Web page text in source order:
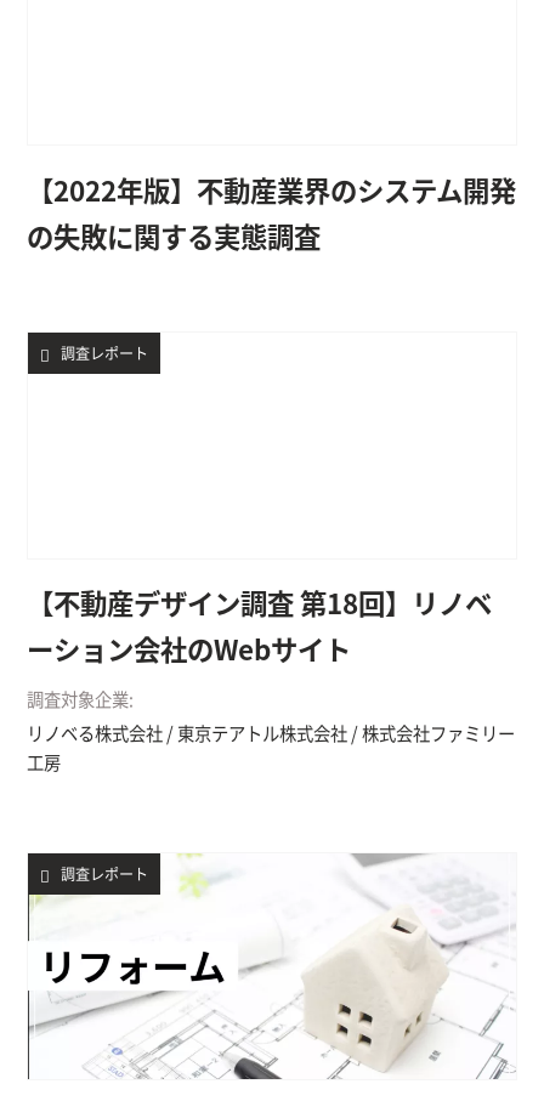
【2022年版】不動産業界のシステム開発
の失敗に関する実態調査
調査レポート
【不動産デザイン調査 第18回】リノベ
ーション会社のWebサイト
調査対象企業:
リノベる株式会社 / 東京テアトル株式会社 / 株式会社ファミリー
工房
調査レポート